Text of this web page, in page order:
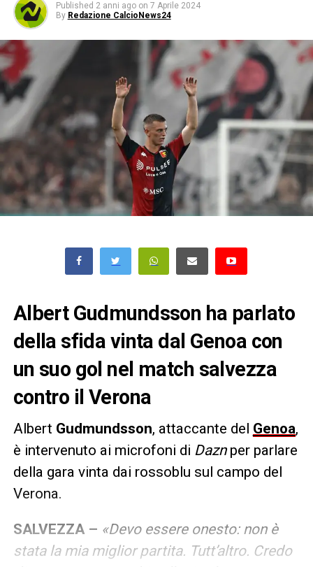
Published 2 anni ago on 7 Aprile 2024
By Redazione CalcioNews24
Albert Gudmundsson ha parlato
della sfida vinta dal Genoa con
un suo gol nel match salvezza
contro il Verona
Albert Gudmundsson, attaccante del Genoa,
è intervenuto ai microfoni di Dazn per parlare
della gara vinta dai rossoblu sul campo del
Verona.
SALVEZZA – «Devo essere onesto: non è
stata la mia miglior partita. Tutt’altro. Credo